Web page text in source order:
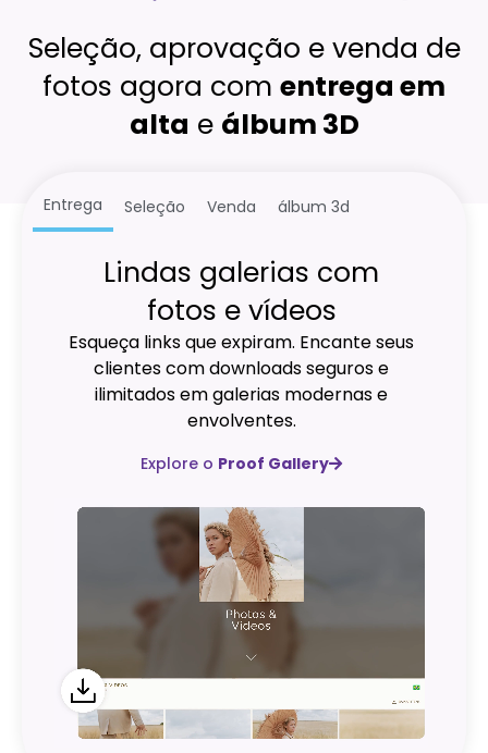
Seleção, aprovação e venda de
fotos agora com entrega em
alta e álbum 3D
Entrega Seleção Venda álbum 3d
Lindas galerias com
fotos e vídeos
Esqueça links que expiram. Encante seus
clientes com downloads seguros e
ilimitados em galerias modernas e
envolventes.
Explore o Proof Gallery